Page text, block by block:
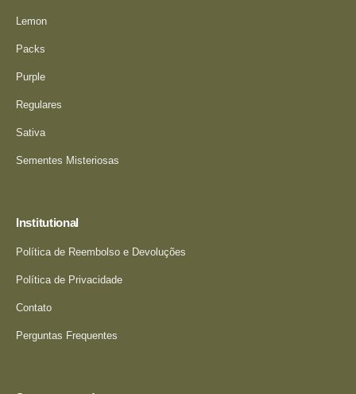
Lemon
Packs
Purple
Regulares
Sativa
Sementes Misteriosas
Institutional
Política de Reembolso e Devoluções
Política de Privacidade
Contato
Perguntas Frequentes